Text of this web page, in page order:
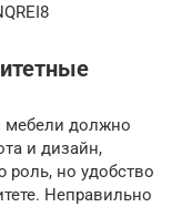
мебели должно
и дизайн,
роль, но удобство
Неправильно